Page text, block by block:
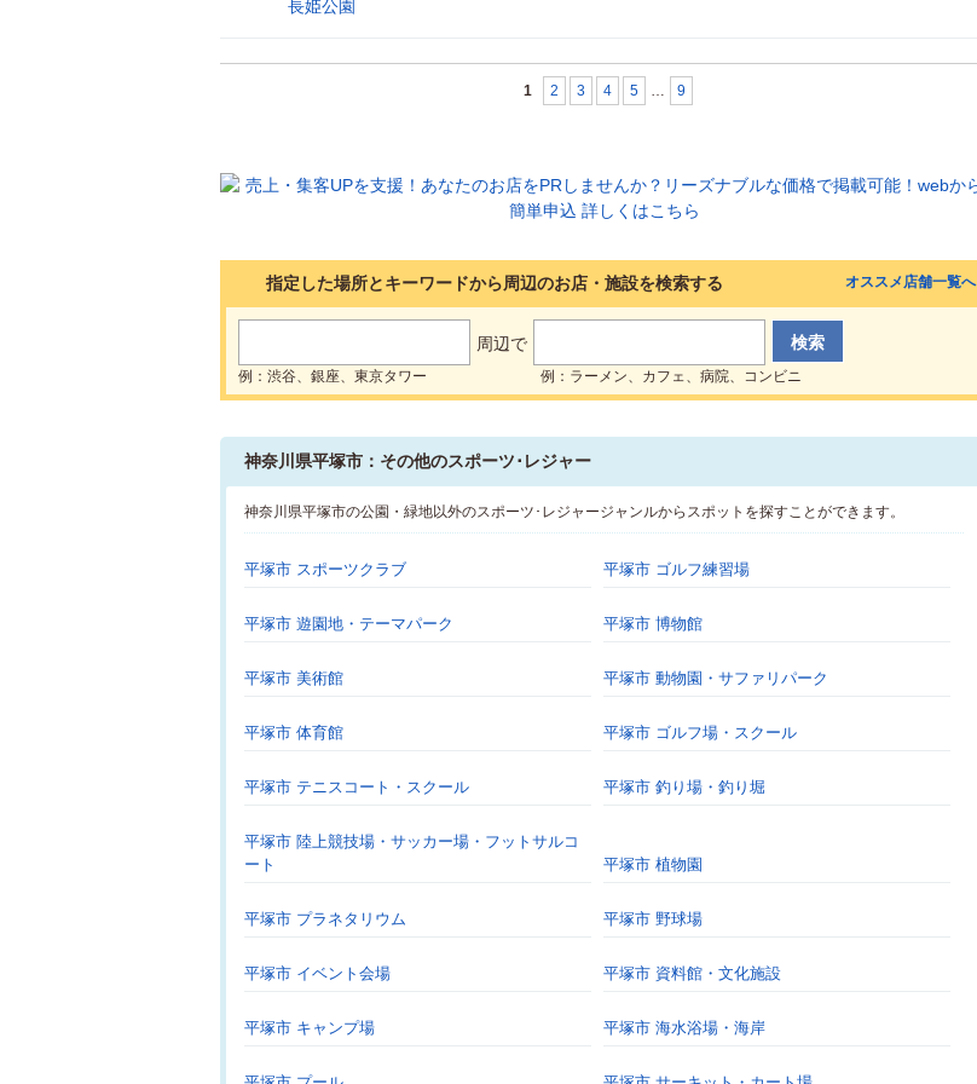
長姫公園
1 2 3 4 5 … 9
指定した場所とキーワードから周辺のお店・施設を検索する
周辺で
例：渋谷、銀座、東京タワー 例：ラーメン、カフェ、病院、コンビニ
オススメ店舗一覧へ
神奈川県平塚市：その他のスポーツ･レジャー
神奈川県平塚市の公園・緑地以外のスポーツ･レジャージャンルからスポットを探すことができます。
平塚市 スポーツクラブ 平塚市 ゴルフ練習場
平塚市 遊園地・テーマパーク 平塚市 博物館
平塚市 美術館 平塚市 動物園・サファリパーク
平塚市 体育館 平塚市 ゴルフ場・スクール
平塚市 テニスコート・スクール 平塚市 釣り場・釣り堀
平塚市 陸上競技場・サッカー場・フットサルコ
ート
平塚市 植物園
平塚市 プラネタリウム 平塚市 野球場
平塚市 イベント会場 平塚市 資料館・文化施設
平塚市 キャンプ場 平塚市 海水浴場・海岸